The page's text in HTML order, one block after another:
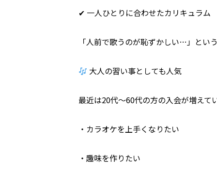
✔ 一人ひとりに合わせたカリキュラム
「人前で歌うのが恥ずかしい…」とい
大人の習い事としても人気
最近は20代〜60代の方の入会が増えてい
・カラオケを上手くなりたい
・趣味を作りたい